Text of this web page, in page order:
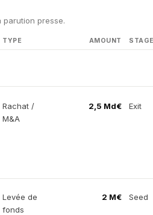
presse.
TYPE AMOUNT STAGE
Rachat /
M&A
2,5 Md€ Exit
Levée de
fonds
2 M€ Seed